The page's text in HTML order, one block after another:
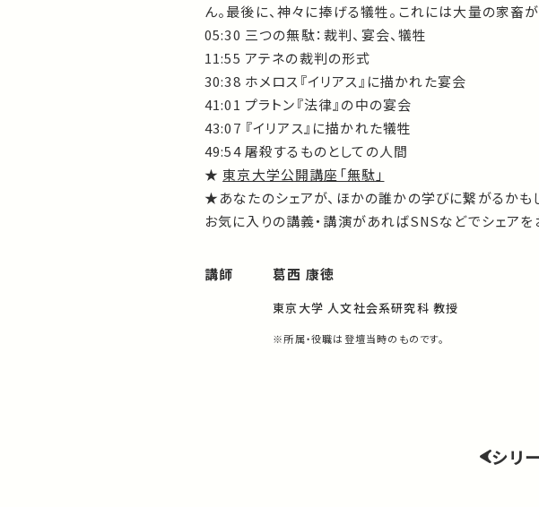
ん。最後に、神々に捧げる犠牲。これには大量の家畜
05:30 三つの無駄：裁判、宴会、犠牲
11:55 アテネの裁判の形式
30:38 ホメロス『イリアス』に描かれた宴会
41:01 プラトン『法律』の中の宴会
43:07 『イリアス』に描かれた犠牲
49:54 屠殺するものとしての人間
★ 東京大学公開講座「無駄」
★あなたのシェアが、ほかの誰かの学びに繋がるかも
お気に入りの講義・講演があればSNSなどでシェアを
講師 葛西 康徳
東京大学 人文社会系研究科 教授
※所属・役職は登壇当時のものです。
シリ